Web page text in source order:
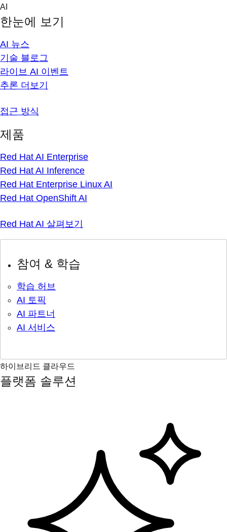
Skip
content
AI
한눈에 보기
AI 뉴스
기술 블로그
라이브 AI 이벤트
추론 더보기
접근 방식
제품
Red Hat AI Enterprise
Red Hat AI Inference
Red Hat Enterprise Linux AI
Red Hat OpenShift AI
Red Hat AI 살펴보기
참여 & 학습
학습 허브
AI 토픽
AI 파트너
AI 서비스
하이브리드 클라우드
플랫폼 솔루션